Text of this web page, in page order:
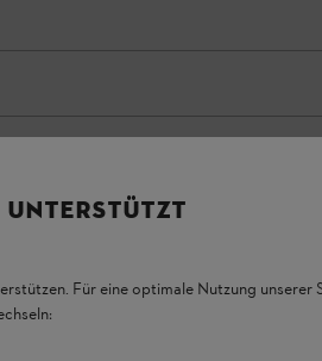
Für eine optimale Nutzung unserer